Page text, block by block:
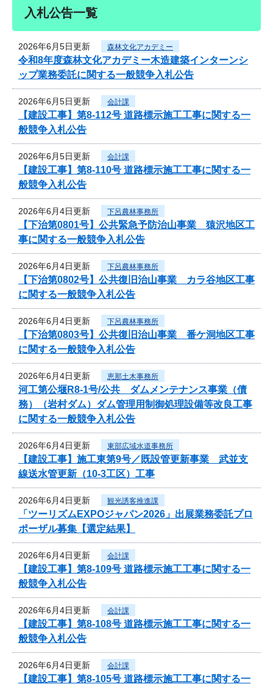
入札公告一覧
2026年6月5日更新 森林文化アカデミー
令和8年度森林文化アカデミー木造建築インターンシ
ップ業務委託に関する一般競争入札公告
2026年6月5日更新 会計課
【建設工事】第8-112号 道路標示施工工事に関する一
般競争入札公告
2026年6月5日更新 会計課
【建設工事】第8-110号 道路標示施工工事に関する一
般競争入札公告
2026年6月4日更新 下呂農林事務所
【下治第0801号】公共緊急予防治山事業 猿沢地区工
事に関する一般競争入札公告
2026年6月4日更新 下呂農林事務所
【下治第0802号】公共復旧治山事業 カラ谷地区工事
に関する一般競争入札公告
2026年6月4日更新 下呂農林事務所
【下治第0803号】公共復旧治山事業 番ケ洞地区工事
に関する一般競争入札公告
2026年6月4日更新 恵那土木事務所
河工第公堰R8-1号/公共 ダムメンテナンス事業（債
務）（岩村ダム）ダム管理用制御処理設備等改良工事
に関する一般競争入札公告
2026年6月4日更新 東部広域水道事務所
【建設工事】施工東第9号／既設管更新事業 武並支
線送水管更新（10-3工区）工事
2026年6月4日更新 観光誘客推進課
「ツーリズムEXPOジャパン2026」出展業務委託プロ
ポーザル募集【選定結果】
2026年6月4日更新 会計課
【建設工事】第8-109号 道路標示施工工事に関する一
般競争入札公告
2026年6月4日更新 会計課
【建設工事】第8-108号 道路標示施工工事に関する一
般競争入札公告
2026年6月4日更新 会計課
【建設工事】第8-105号 道路標示施工工事に関する一